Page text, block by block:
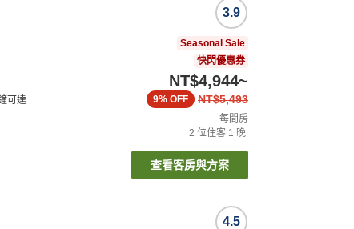
可達
3.9
Seasonal Sale
快閃優惠券
NT$4,944~
NT$5,493
9% OFF
每間房
2 位住客 1 晚
查看客房與方案
4.5